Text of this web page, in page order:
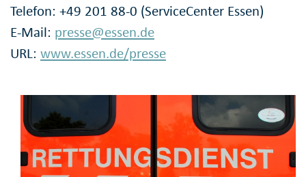
Telefon: +49 201 88-0 (ServiceCenter Essen)
E-Mail: presse@essen.de
URL: www.essen.de/presse